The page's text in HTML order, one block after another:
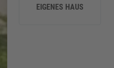
EIGENES HAUS